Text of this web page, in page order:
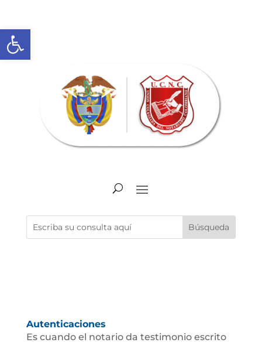
Abrir barra de herramientas
Autenticaciones
Es cuando el notario da testimonio escrito